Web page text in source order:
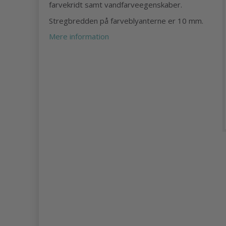
farvekridt samt vandfarveegenskaber.
Stregbredden på farveblyanterne er 10 mm.
Mere information